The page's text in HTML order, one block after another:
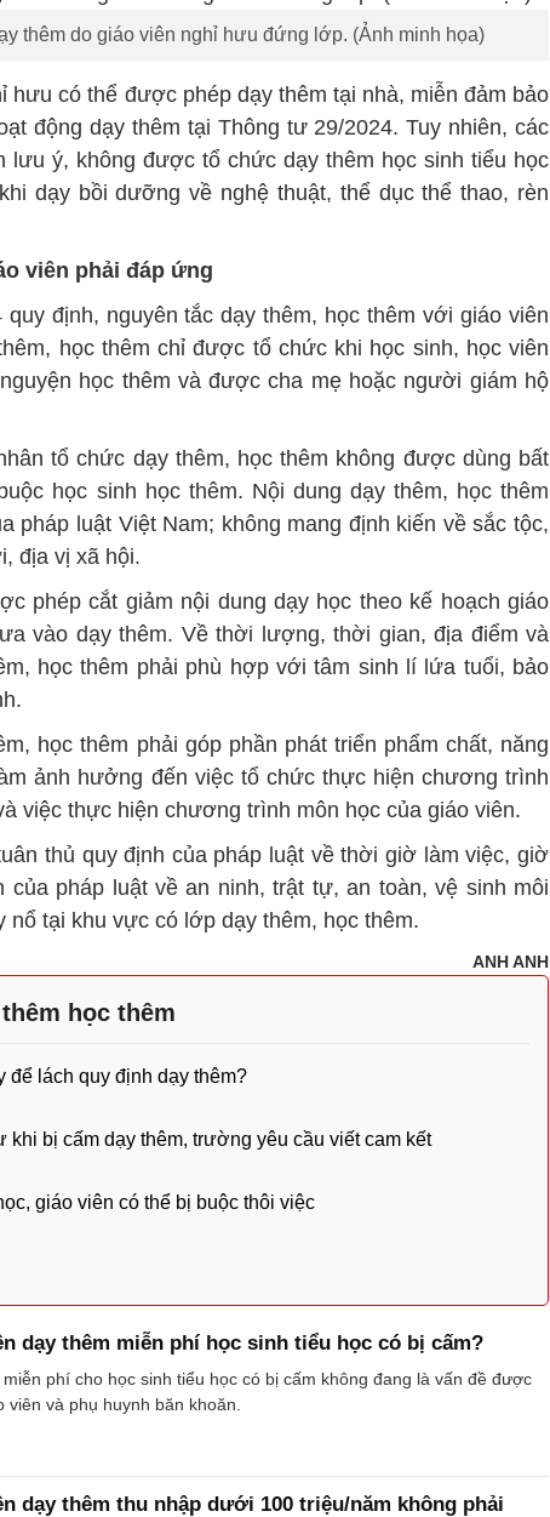
thêm do giáo viên nghỉ hưu đứng lớp. (Ảnh minh họa)
hưu có thể được phép dạy thêm tại nhà, miễn đảm bảo
động dạy thêm tại Thông tư 29/2024. Tuy nhiên, các
lưu ý, không được tổ chức dạy thêm học sinh tiểu học
dạy bồi dưỡng về nghệ thuật, thể dục thể thao, rèn
viên phải đáp ứng
định, nguyên tắc dạy thêm, học thêm với giáo viên
học thêm chỉ được tổ chức khi học sinh, học viên
học thêm và được cha mẹ hoặc người giám hộ
tổ chức dạy thêm, học thêm không được dùng bất
học sinh học thêm. Nội dung dạy thêm, học thêm
pháp luật Việt Nam; không mang định kiến về sắc tộc,
địa vị xã hội.
phép cắt giảm nội dung dạy học theo kế hoạch giáo
vào dạy thêm. Về thời lượng, thời gian, địa điểm và
học thêm phải phù hợp với tâm sinh lí lứa tuổi, bảo
học thêm phải góp phần phát triển phẩm chất, năng
ảnh hưởng đến việc tổ chức thực hiện chương trình
việc thực hiện chương trình môn học của giáo viên.
thủ quy định của pháp luật về thời giờ làm việc, giờ
của pháp luật về an ninh, trật tự, an toàn, vệ sinh môi
nổ tại khu vực có lớp dạy thêm, học thêm.
ANH ANH
học thêm
để lách quy định dạy thêm?
khi bị cấm dạy thêm, trường yêu cầu viết cam kết
giáo viên có thể bị buộc thôi việc
dạy thêm miễn phí học sinh tiểu học có bị cấm?
miễn phí cho học sinh tiểu học có bị cấm không đang là vấn đề được
viên và phụ huynh băn khoăn.
dạy thêm thu nhập dưới 100 triệu/năm không phải